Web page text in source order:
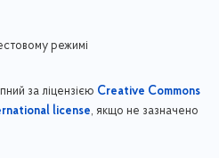
режимі
за ліцензією Creative Commons
license, якщо не зазначено